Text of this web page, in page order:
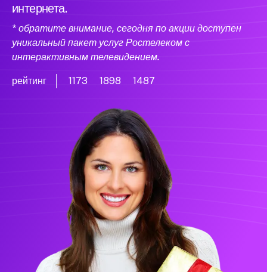
интернета.
* обратите внимание, сегодня по акции доступен
уникальный пакет услуг Ростелеком с
интерактивным телевидением.
рейтинг 1173 1898 1487